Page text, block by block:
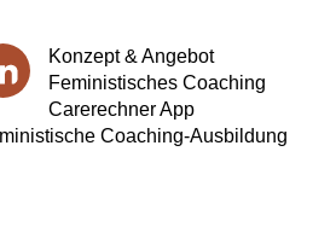
Konzept & Angebot
Feministisches Coaching
Carerechner App
Coaching-Ausbildung